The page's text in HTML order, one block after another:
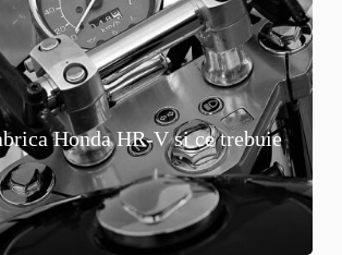
Honda HR-V si ce trebuie